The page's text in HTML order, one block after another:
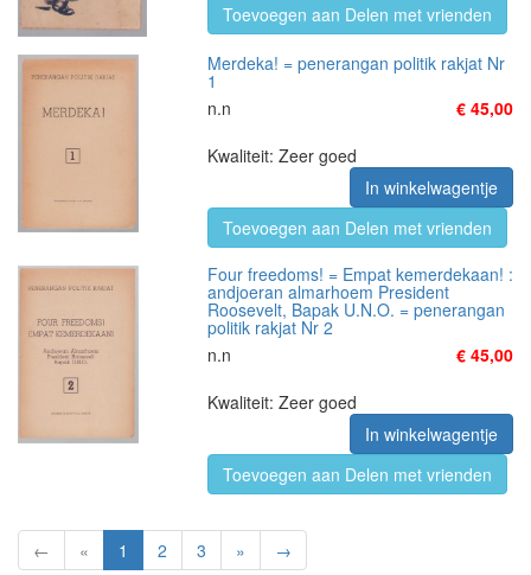
Toevoegen aan Delen met vrienden
Merdeka! = penerangan politik rakjat Nr
1
n.n
€ 45,00
Kwaliteit: Zeer goed
In winkelwagentje
Toevoegen aan Delen met vrienden
Four freedoms! = Empat kemerdekaan! :
andjoeran almarhoem President
Roosevelt, Bapak U.N.O. = penerangan
politik rakjat Nr 2
n.n
€ 45,00
Kwaliteit: Zeer goed
In winkelwagentje
Toevoegen aan Delen met vrienden
← « 1 2 3 » →